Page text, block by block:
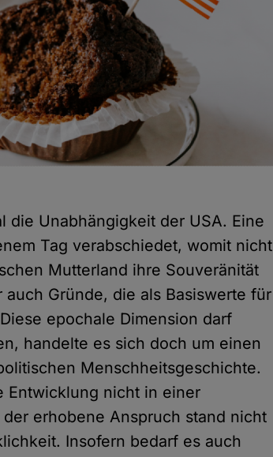
die Unabhängigkeit der USA. Eine
Tag verabschiedet, womit nicht
Mutterland ihre Souveränität
Gründe, die als Basiswerte für
epochale Dimension darf
handelte es sich doch um einen
Menschheitsgeschichte.
Entwicklung nicht in einer
erhobene Anspruch stand nicht
Insofern bedarf es auch